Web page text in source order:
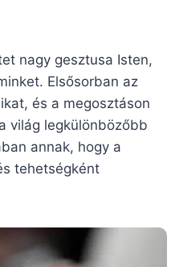
nagy gesztusa Isten,
Elsősorban az
és a megosztáson
világ legkülönbözőbb
annak, hogy a
tehetségként